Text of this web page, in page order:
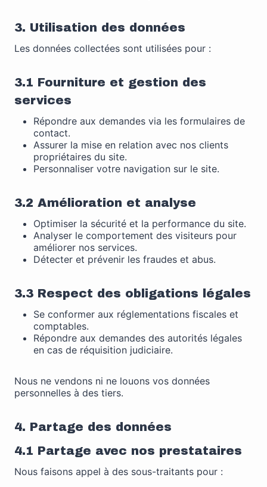
3. Utilisation des données
Les données collectées sont utilisées pour :
3.1 Fourniture et gestion des
services
Répondre aux demandes via les formulaires de
contact.
Assurer la mise en relation avec nos clients
propriétaires du site.
Personnaliser votre navigation sur le site.
3.2 Amélioration et analyse
Optimiser la sécurité et la performance du site.
Analyser le comportement des visiteurs pour
améliorer nos services.
Détecter et prévenir les fraudes et abus.
3.3 Respect des obligations légales
Se conformer aux réglementations fiscales et
comptables.
Répondre aux demandes des autorités légales
en cas de réquisition judiciaire.
Nous ne vendons ni ne louons vos données
personnelles à des tiers.
4. Partage des données
4.1 Partage avec nos prestataires
Nous faisons appel à des sous-traitants pour :